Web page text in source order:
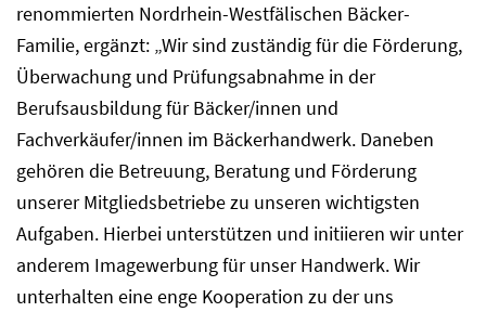
renommierten Nordrhein-Westfälischen Bäcker-
Familie, ergänzt: „Wir sind zuständig für die Förderung,
Überwachung und Prüfungsabnahme in der
Berufsausbildung für Bäcker/innen und
Fachverkäufer/innen im Bäckerhandwerk. Daneben
gehören die Betreuung, Beratung und Förderung
unserer Mitgliedsbetriebe zu unseren wichtigsten
Aufgaben. Hierbei unterstützen und initiieren wir unter
anderem Imagewerbung für unser Handwerk. Wir
unterhalten eine enge Kooperation zu der uns